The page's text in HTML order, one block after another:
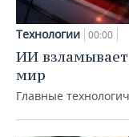
Технологии 00:00
ИИ
мир
Главные